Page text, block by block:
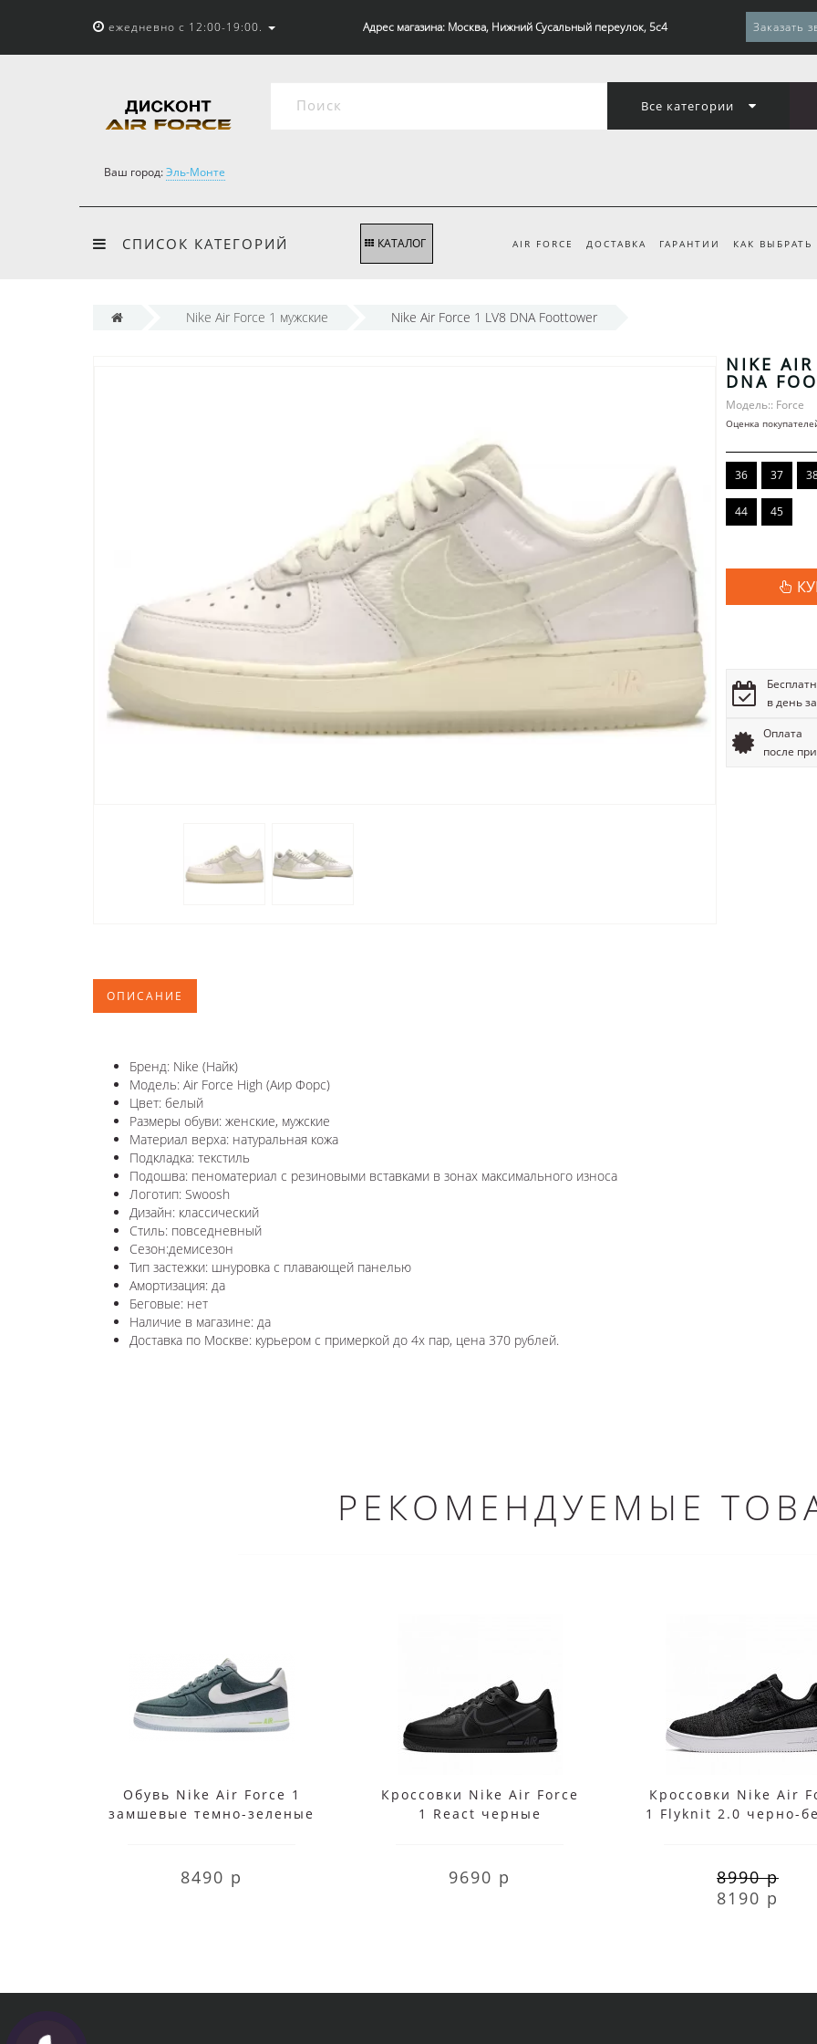
ежедневно с 12:00-19:00. Адрес магазина: Москва, Нижний Сусальный переулок, 5с4 Заказать
Все категории
Ваш город:Эль-Монте
СПИСОК КАТЕГОРИЙ КАТАЛОГ AIR FORCE ДОСТАВКА ГАРАНТИИ КАК ВЫБРАТЬ
Nike Air Force 1 мужские Nike Air Force 1 LV8 DNA Foottower
NIKE
DNA
Модель:: Force
Оценка
36 37
44 45
в день
Оплата
после
ОПИСАНИЕ
Бренд: Nike (Найк)
Модель: Air Force High (Аир Форс)
Цвет: белый
Размеры обуви: женские, мужские
Материал верха: натуральная кожа
Подкладка: текстиль
Подошва: пеноматериал с резиновыми вставками в зонах максимального износа
Логотип: Swoosh
Дизайн: классический
Стиль: повседневный
Сезон:демисезон
Тип застежки: шнуровка с плавающей панелью
Амортизация: да
Беговые: нет
Наличие в магазине: да
Доставка по Москве: курьером с примеркой до 4х пар, цена 370 рублей.
РЕКОМЕНДУЕМЫЕ
Обувь Nike Air Force 1
замшевые темно-зеленые
8490 р
Кроссовки Nike Air Force
1 React черные
9690 р
Кроссовки Nike Air
1 Flyknit 2.0 черно-
8990 р
8190 р